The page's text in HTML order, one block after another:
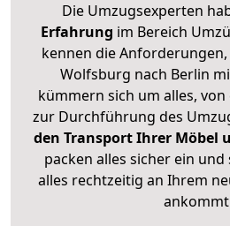
Die Umzugsexperten
Erfahrung im Bereich
kennen die
Wolfsburg nach Berlin
kümmern sich um alles,
zur Durchführung des
den Transport Ihrer Möbel
packen alles sicher ein
alles rechtzeitig an Ihrem